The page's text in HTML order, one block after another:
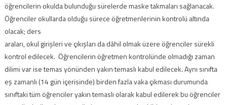
öğrencilerin okulda bulunduğu sürelerde maske takmaları sağlanacak.
Öğrenciler okullarda olduğu sürece öğretmenlerinin kontrolü altında
olacak; ders
araları, okul girişleri ve çıkışları da dâhil olmak üzere öğrenciler sürekli
kontrol edilecek. Öğrencilerin öğretmen kontrolünde olmadığı zaman
dilimi var ise temas yönünden yakın temaslı kabul edilecek. Aynı sınıfta
eş zamanlı (14 gün içerisinde) birden fazla vaka çıkması durumunda
sınıftaki tüm öğrenciler yakın temaslı olarak kabul edilerek bu öğrenciler